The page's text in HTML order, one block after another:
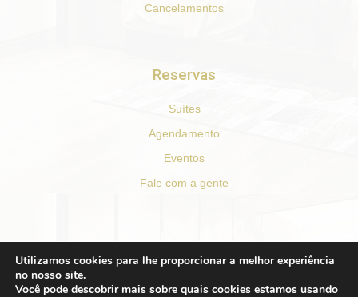
Cancelamentos
Reservas
Suítes
Agendamento
Eventos
Fale com a gente
F
a
n
T
r
Y
o
Utilizamos cookies para lhe proporcionar a melhor experiência
no nosso site.
Você pode descobrir mais sobre quais cookies estamos usando